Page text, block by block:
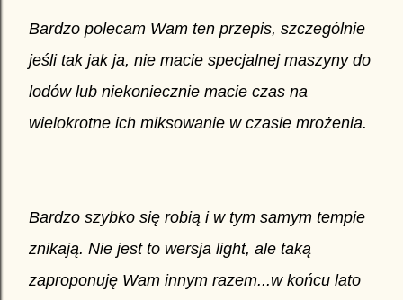
Bardzo polecam Wam ten przepis, szczególnie
jeśli tak jak ja, nie macie specjalnej maszyny do
lodów lub niekoniecznie macie czas na
wielokrotne ich miksowanie w czasie mrożenia.
Bardzo szybko się robią i w tym samym tempie
znikają. Nie jest to wersja light, ale taką
zaproponuję Wam innym razem...w końcu lato